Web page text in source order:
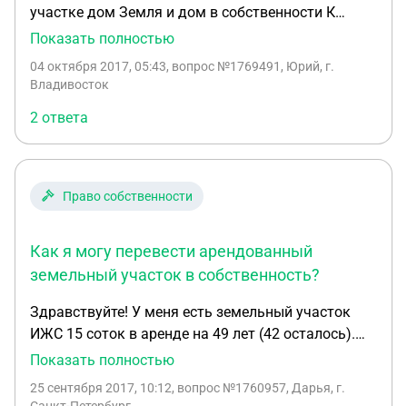
участке дом Земля и дом в собственности К
участку примыкает еще один участок - 3 сотки, он
этот участок выкупить в собственность В
необходимо написать заявление об отказе от
аренды... Написал... Стали оформлять в
собственность... Выяснилось, что это делается
через аукцион... и вернуть в аренду через
аукцион... Ссылаются на то, что раньше в
аукциона) а сейчас - нет Не понятно, я эти 3 сотки
арендовал, перед этим платил за кадастровое
мне действовать?
Показать полностью
04 октября 2017, 05:43, вопрос №1769491, Юрий, г.
Владивосток
2 ответа
Право собственности
Как я могу перевести арендованный
земельный участок в собственность?
Здравствуйте! У меня есть земельный участок
ИЖС 15 соток в аренде на 49 лет (42 осталось).
Пустой. Я хочу перевести его в собственность и
четвертям). 1 вопрос: как я могу его перевести в
Показать полностью
25 сентября 2017, 10:12, вопрос №1760957, Дарья, г.